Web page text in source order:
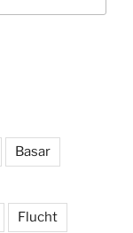
Basar
Flucht